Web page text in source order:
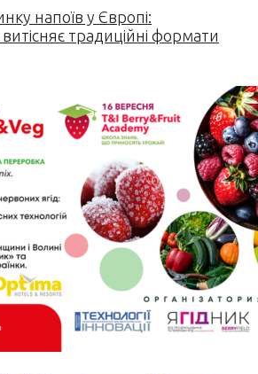
напоїв у Європі:
традиційні формати